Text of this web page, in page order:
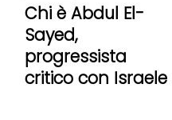
Chi è Abdul El-
Sayed,
progressista
critico con Israele